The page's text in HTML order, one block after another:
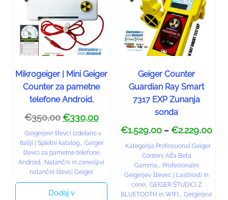
Mikrogeiger | Mini Geiger
Counter za pametne
telefone Android.
€350,00 €330,00
Geigerjevi števci Izdelano v
Italiji | Spletni katalog., Geiger
števci za pametne telefone
Android, Natančni in zanesljivi
natančni števci Geiger.
Dodaj v
Geiger Counter
Guardian Ray Smart
7317 EXP Zunanja
sonda
€1.529,00 – €2.229,00
Kategorija Professional Geiger
Conters Alfa Beta
Gamma., Profesionalni
Geigerjev števec | Lastnosti in
cene, GEIGER ŠTUDICI Z
BLUETOOTH in WIFI., Geigerjevi